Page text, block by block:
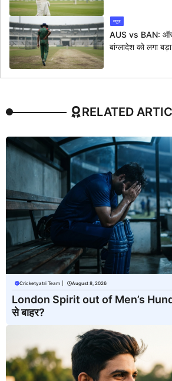
न्यूज
AUS vs BAN:
बांग्लादेश को लगा
RELATED
Cricketyatri Team August 8, 2026
London Spirit out of Men’s
से बाहर?